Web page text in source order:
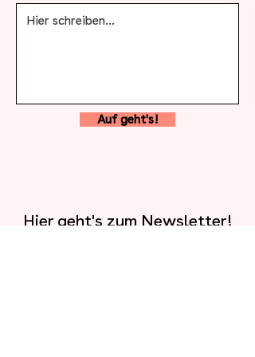
Auf geht's!
Hier geht's zum Newsletter!